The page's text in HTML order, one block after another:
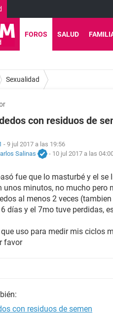
FOROS SALUD
Sexualidad
con residuos de
- 9 jul 2017 a las 19:56
Salinas
- 10 jul 2017 a las
fue que lo masturbé y el
unos minutos, no mucho
al menos 2 veces
días y el 7mo tuve perdidas,
uso para medir mis ciclos
favor
con residuos de semen